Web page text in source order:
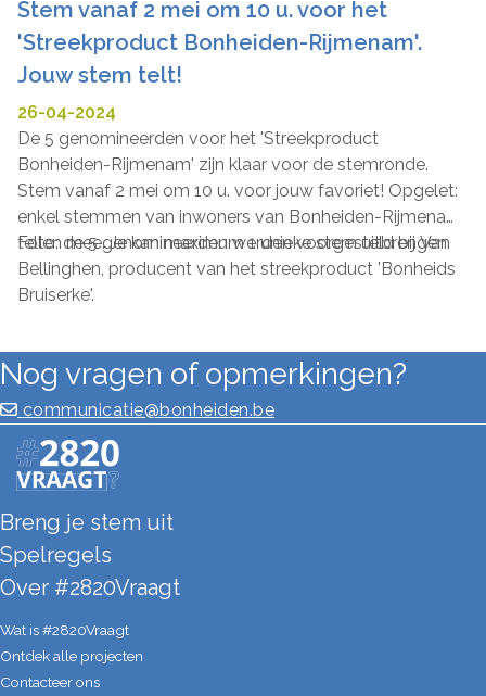
Stem vanaf 2 mei om 10 u. voor het
'Streekproduct Bonheiden-Rijmenam'.
Jouw stem telt!
26-04-2024
De 5 genomineerden voor het 'Streekproduct
Bonheiden-Rijmenam' zijn klaar voor de stemronde.
Stem vanaf 2 mei om 10 u. voor jouw favoriet! Opgelet:
enkel stemmen van inwoners van Bonheiden-Rijmenam
tellen mee. Je kan maximum 1 unieke stem uitbrengen.
Foto: de 5 genomineerden werden voorgesteld bij Van
Bellinghen, producent van het streekproduct 'Bonheids
Bruiserke'.
Nog vragen of opmerkingen?
communicatie@bonheiden.be
Breng je stem uit
Spelregels
Over #2820Vraagt
Wat is #2820Vraagt
Ontdek alle projecten
Contacteer ons